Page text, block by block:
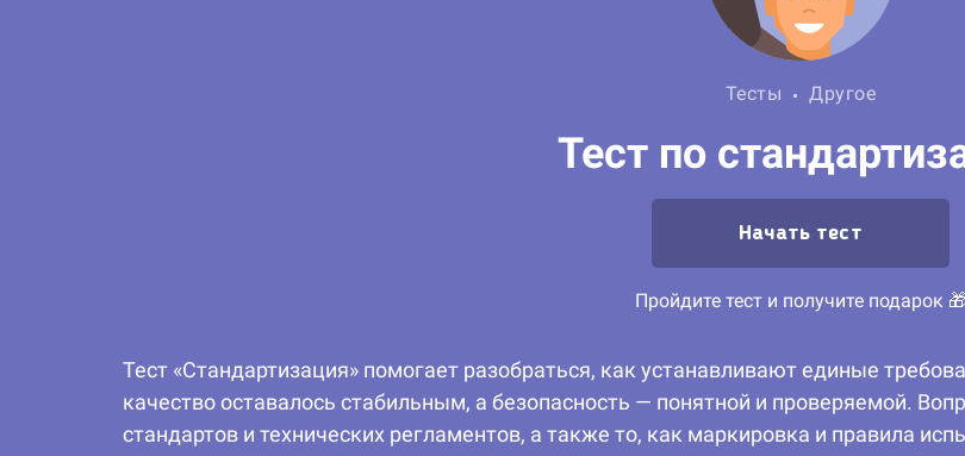
Тесты Другое
Тест по
Начать тест
Пройдите тест и получите подарок 🎁
Тест «Стандартизация» помогает разобраться, как устанавливают единые
качество оставалось стабильным, а безопасность — понятной и проверяемой.
стандартов и технических регламентов, а также то, как маркировка и правила